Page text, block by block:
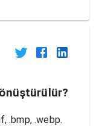
.bmp, .webp.